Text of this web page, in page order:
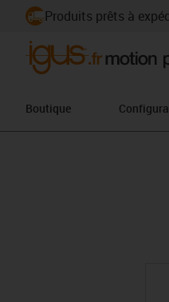
Produits prêts à
Boutique